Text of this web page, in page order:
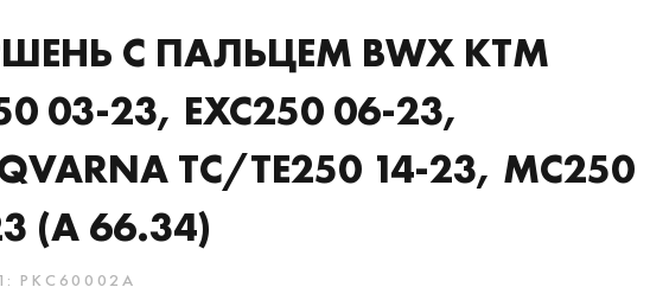
С ПАЛЬЦЕМ BWX KTM
03-23, EXC250 06-23,
TC/TE250 14-23, MC250
(A 66.34)
PKC60002A